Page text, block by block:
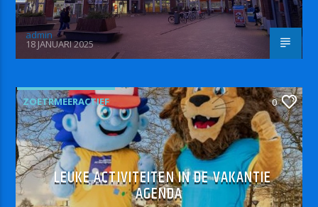
admin
18 JANUARI 2025
ZOETRMEERACTIEF 0
LEUKE ACTIVITEITEN IN DE VAKANTIE
AGENDA